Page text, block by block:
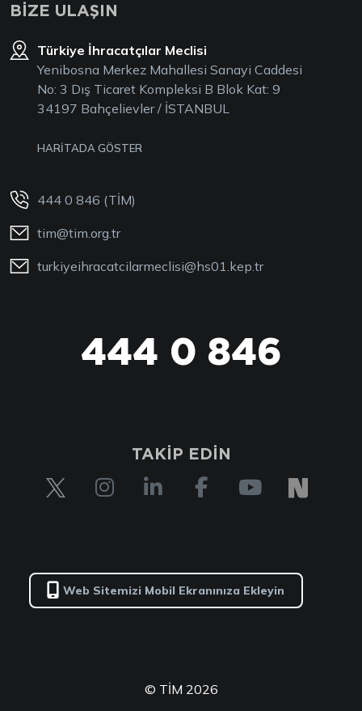
BİZE ULAŞIN
Türkiye İhracatçılar Meclisi
Yenibosna Merkez Mahallesi Sanayi Caddesi
No: 3 Dış Ticaret Kompleksi B Blok Kat: 9
34197 Bahçelievler / İSTANBUL
HARİTADA GÖSTER
444 0 846 (TİM)
tim@tim.org.tr
turkiyeihracatcilarmeclisi@hs01.kep.tr
444 0 846
TAKİP EDİN
Web Sitemizi Mobil Ekranınıza Ekleyin
© TİM 2026